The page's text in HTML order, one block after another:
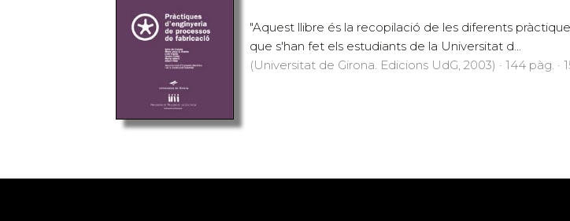
"Aquest llibre és la recopilació de les diferents
que s'han fet els estudiants de la Universitat d...
(Universitat de Girona. Edicions UdG, 2003) · 144 pàg. ·